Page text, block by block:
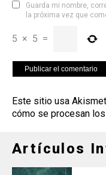
Guarda mi nombre,
la próxima vez que
5 × 5 =
Este sitio usa
cómo se procesan
Artículos